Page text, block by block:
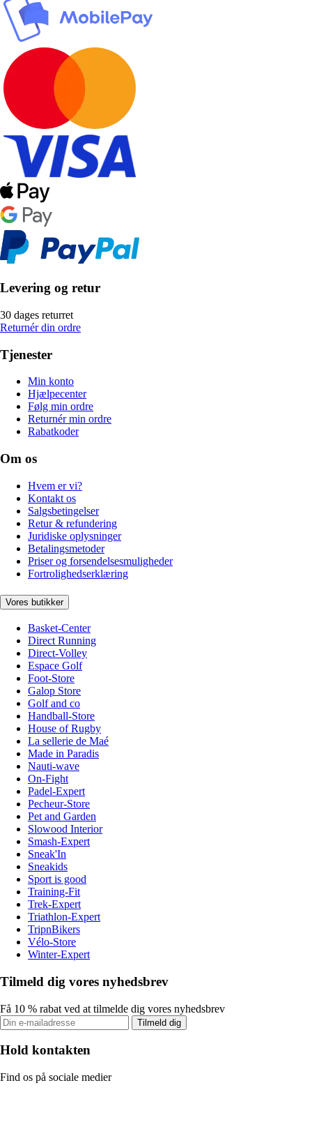
Levering og retur
30 dages returret
Returnér din ordre
Tjenester
Min konto
Hjælpecenter
Følg min ordre
Returnér min ordre
Rabatkoder
Om os
Hvem er vi?
Kontakt os
Salgsbetingelser
Retur & refundering
Juridiske oplysninger
Betalingsmetoder
Priser og forsendelsesmuligheder
Fortrolighedserklæring
Vores butikker
Basket-Center
Direct Running
Direct-Volley
Espace Golf
Foot-Store
Galop Store
Golf and co
Handball-Store
House of Rugby
La sellerie de Maé
Made in Paradis
Nauti-wave
On-Fight
Padel-Expert
Pecheur-Store
Pet and Garden
Slowood Interior
Smash-Expert
Sneak'In
Sneakids
Sport is good
Training-Fit
Trek-Expert
Triathlon-Expert
TripnBikers
Vélo-Store
Winter-Expert
Tilmeld dig vores nyhedsbrev
Få 10 % rabat ved at tilmelde dig vores nyhedsbrev
Tilmeld dig
Hold kontakten
Find os på sociale medier